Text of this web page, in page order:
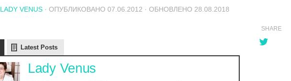
LADY VENUS · ОПУБЛИКОВАНО 07.06.2012 · ОБНОВЛЕНО 28.08.2018
Latest Posts
Lady Venus
SHARE